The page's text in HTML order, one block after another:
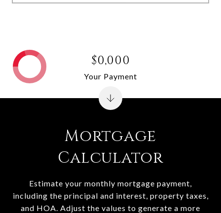
Mortgage
Calculator
Estimate your monthly mortgage payment,
including the principal and interest, property taxes,
and HOA. Adjust the values to generate a more
$0,000
Your Payment